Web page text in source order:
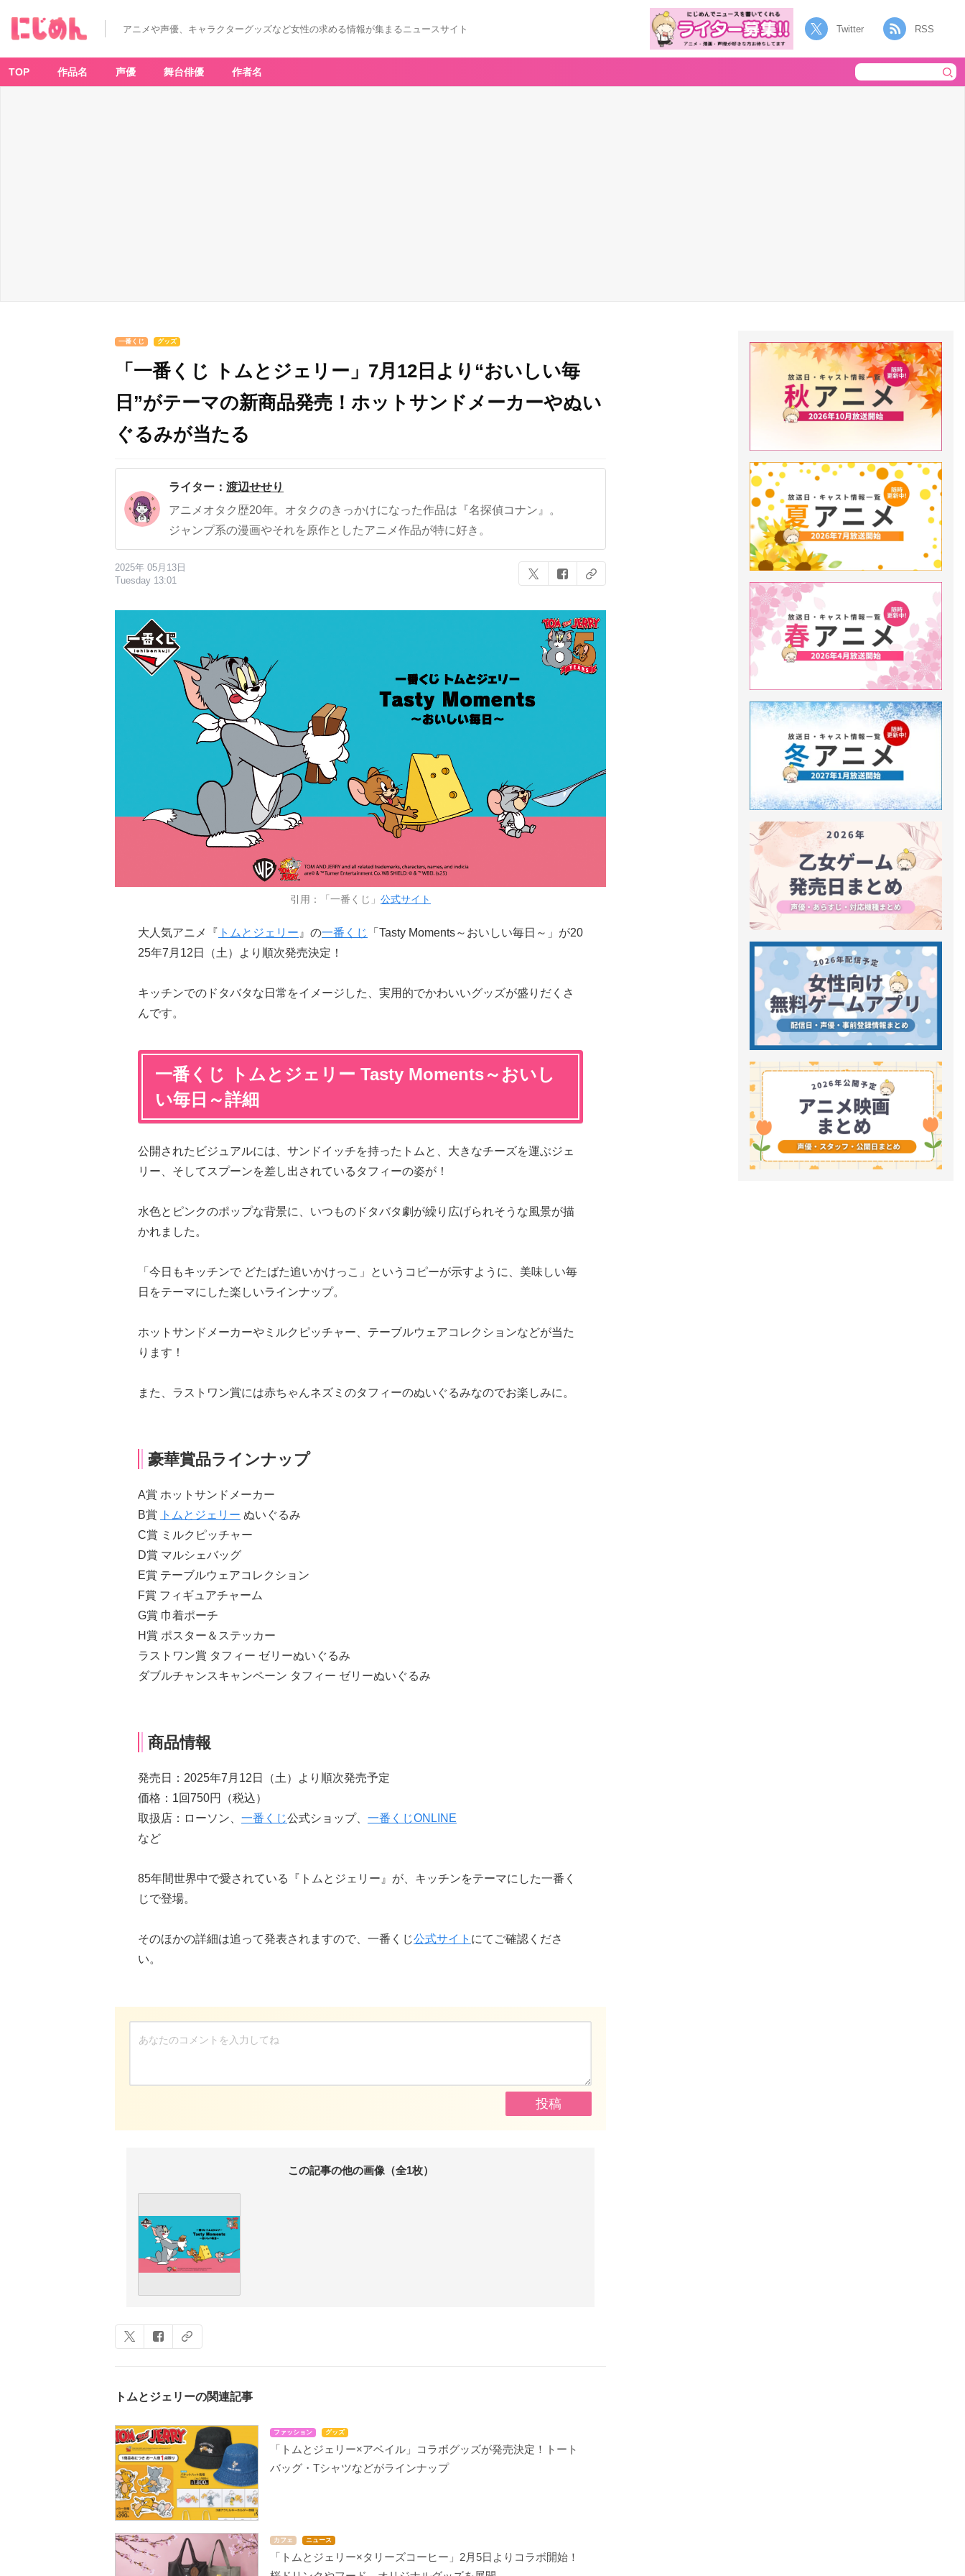
アニメや声優、キャラクターグッズなど女性の求める情報が集まるニュースサイト Twitter RSS
TOP 作品名 声優 舞台俳優 作者名
一番くじ グッズ
「一番くじ トムとジェリー」7月12日より“おいしい毎
日”がテーマの新商品発売！ホットサンドメーカーやぬい
ぐるみが当たる
ライター： 渡辺せせり
アニメオタク歴20年。オタクのきっかけになった作品は『名探偵コナン』。
ジャンプ系の漫画やそれを原作としたアニメ作品が特に好き。
2025年 05月13日
Tuesday 13:01
引用：「一番くじ」 公式サイト
大人気アニメ『 トムとジェリー 』の一番くじ
「Tasty Moments～おいしい毎日～」が20
25年7月12日（土）より順次発売決定！
キッチンでのドタバタな日常をイメージした、実用的でかわいいグッズが盛りだくさ
んです。
一番くじ トムとジェリー Tasty Moments～おいし
い毎日～詳細
公開されたビジュアルには、サンドイッチを持ったトムと、大きなチーズを運ぶジェ
リー、そしてスプーンを差し出されているタフィーの姿が！
水色とピンクのポップな背景に、いつものドタバタ劇が繰り広げられそうな風景が描
かれました。
「今日もキッチンで どたばた追いかけっこ」というコピーが示すように、美味しい毎
日をテーマにした楽しいラインナップ。
ホットサンドメーカーやミルクピッチャー、テーブルウェアコレクションなどが当た
ります！
また、ラストワン賞には赤ちゃんネズミのタフィーのぬいぐるみなのでお楽しみに。
豪華賞品ラインナップ
A賞 ホットサンドメーカー
B賞
トムとジェリー ぬいぐるみ
C賞 ミルクピッチャー
D賞 マルシェバッグ
E賞 テーブルウェアコレクション
F賞 フィギュアチャーム
G賞 巾着ポーチ
H賞 ポスター＆ステッカー
ラストワン賞 タフィー ゼリーぬいぐるみ
ダブルチャンスキャンペーン タフィー ゼリーぬいぐるみ
商品情報
発売日：2025年7月12日（土）より順次発売予定
価格：1回750円（税込）
取扱店：ローソン、 一番くじ公式ショップ、 一番くじONLINE
など
85年間世界中で愛されている『トムとジェリー』が、キッチンをテーマにした一番く
じで登場。
そのほかの詳細は追って発表されますので、一番くじ公式サイト にてご確認くださ
い。
この記事の他の画像（全1枚）
トムとジェリーの関連記事
ファッション グッズ
「トムとジェリー×アベイル」コラボグッズが発売決定！トート
バッグ・Tシャツなどがラインナップ
カフェ ニュース
「トムとジェリー×タリーズコーヒー」2月5日よりコラボ開始！